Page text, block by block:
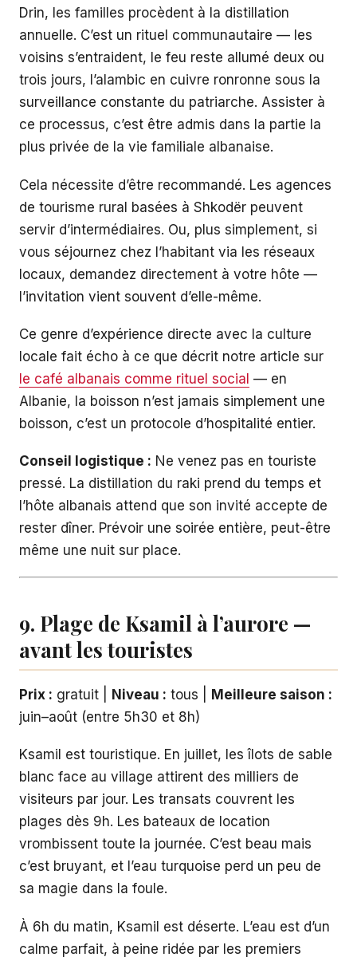
Drin, les familles procèdent à la distillation
annuelle. C’est un rituel communautaire — les
voisins s’entraident, le feu reste allumé deux ou
trois jours, l’alambic en cuivre ronronne sous la
surveillance constante du patriarche. Assister à
ce processus, c’est être admis dans la partie la
plus privée de la vie familiale albanaise.
Cela nécessite d’être recommandé. Les agences
de tourisme rural basées à Shkodër peuvent
servir d’intermédiaires. Ou, plus simplement, si
vous séjournez chez l’habitant via les réseaux
locaux, demandez directement à votre hôte —
l’invitation vient souvent d’elle-même.
Ce genre d’expérience directe avec la culture
locale fait écho à ce que décrit notre article sur
le café albanais comme rituel social — en
Albanie, la boisson n’est jamais simplement une
boisson, c’est un protocole d’hospitalité entier.
Conseil logistique : Ne venez pas en touriste
pressé. La distillation du raki prend du temps et
l’hôte albanais attend que son invité accepte de
rester dîner. Prévoir une soirée entière, peut-être
même une nuit sur place.
9. Plage de Ksamil à l’aurore —
avant les touristes
Prix : gratuit | Niveau : tous |
Meilleure saison :
juin–août (entre 5h30 et 8h)
Ksamil est touristique. En juillet, les îlots de sable
blanc face au village attirent des milliers de
visiteurs par jour. Les transats couvrent les
plages dès 9h. Les bateaux de location
vrombissent toute la journée. C’est beau mais
c’est bruyant, et l’eau turquoise perd un peu de
sa magie dans la foule.
À 6h du matin, Ksamil est déserte. L’eau est d’un
calme parfait, à peine ridée par les premiers